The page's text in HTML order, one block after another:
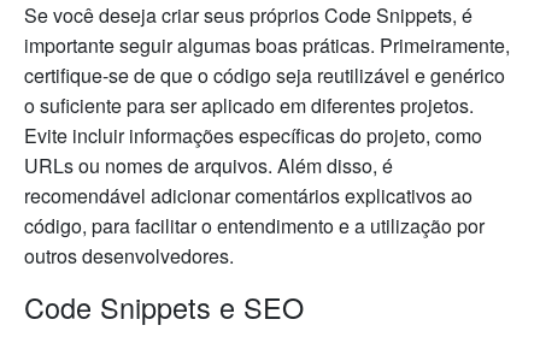
Se você deseja criar seus próprios Code Snippets, é
importante seguir algumas boas práticas. Primeiramente,
certifique-se de que o código seja reutilizável e genérico
o suficiente para ser aplicado em diferentes projetos.
Evite incluir informações específicas do projeto, como
URLs ou nomes de arquivos. Além disso, é
recomendável adicionar comentários explicativos ao
código, para facilitar o entendimento e a utilização por
outros desenvolvedores.
Code Snippets e SEO